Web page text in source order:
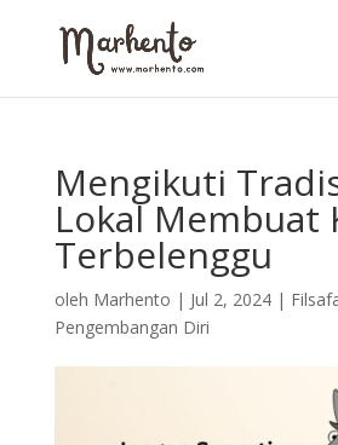
Mengikuti
Lokal Membuat
Terbelenggu
oleh Marhento | Jul 2, 2024|
Pengembangan Diri